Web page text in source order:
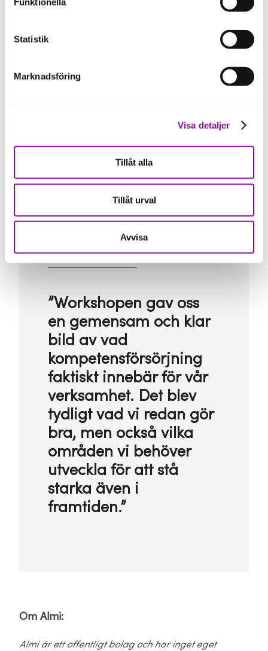
ska fungera se mer under inställningar.
Statistik
Marknadsföring
Visa detaljer
Tillåt alla
Tillåt urval
Avvisa
”Workshopen gav oss
en gemensam och klar
bild av vad
kompetensförsörjning
faktiskt innebär för vår
verksamhet. Det blev
tydligt vad vi redan gör
bra, men också vilka
områden vi behöver
utveckla för att stå
starka även i
framtiden.”
Om Almi:
Almi är ett offentligt bolag och har inget eget